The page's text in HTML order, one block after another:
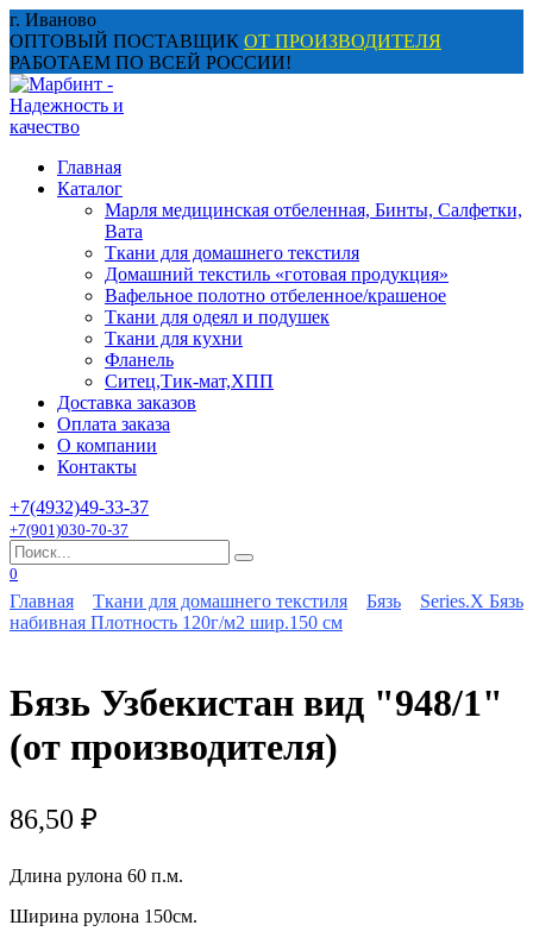
Перейти
к
содержанию
г. Иваново
ОПТОВЫЙ ПОСТАВЩИК ОТ ПРОИЗВОДИТЕЛЯ
РАБОТАЕМ ПО ВСЕЙ РОССИИ!
Главная
Каталог
Марля медицинская отбеленная, Бинты, Салфетки,
Вата
Ткани для домашнего текстиля
Домашний текстиль «готовая продукция»
Вафельное полотно отбеленное/крашеное
Ткани для одеял и подушек
Ткани для кухни
Фланель
Ситец,Тик-мат,ХПП
Доставка заказов
Оплата заказа
О компании
Контакты
+7(4932)49-33-37
+7(901)030-70-37
Search
for:
0
Главная Ткани для домашнего текстиля Бязь
Series.X Бязь
набивная Плотность 120г/м2 шир.150 см
Бязь Узбекистан вид "948/1"
(от производителя)
86,50 ₽
Длина рулона 60 п.м.
Ширина рулона 150см.